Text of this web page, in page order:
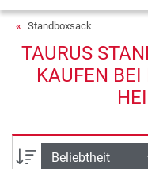
Standboxsack
TAURUS
KAUFEN BEI
Sortierung